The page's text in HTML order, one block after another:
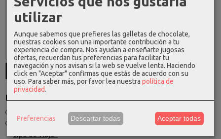
Últimos Posts
Mochilas cabina y equipaje de mano
“Cómo elegir la maleta de viaje perfecta según tu destino y
tipo de viaje”
utilizar
Aunque sabemos que prefieres las galletas de chocolate,
nuestras cookies son una importante contribución a tu
experiencia de compra. Nos ayudan a enseñarte jugosas
ofertas, recuerdan tus preferencias para facilitar tu
navegación y nos avisan si la web se vuelve lenta. Haciendo
click en "Aceptar" confirmas que estás de acuerdo con su
uso. Para saber más, por favor lea nuestra política de
privacidad.
Preferencias Descartar todas Aceptar todas